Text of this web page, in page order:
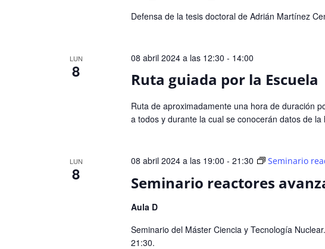
Defensa de la tesis doctoral de Adrián Martínez
LUN
8 Ruta guiada por la Escuela
08 abril 2024 a las 12:30 - 14:00
Ruta de aproximadamente una hora de duración
a todos y durante la cual se conocerán datos de
LUN
8 Seminario reactores
08 abril 2024 a las 19:00 - 21:30 Seminario
Aula D
Seminario del Máster Ciencia y Tecnología
21:30.